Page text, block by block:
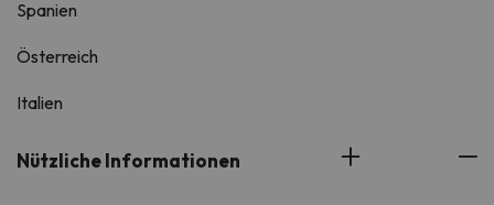
Spanien
Österreich
Italien
Nützliche Informationen